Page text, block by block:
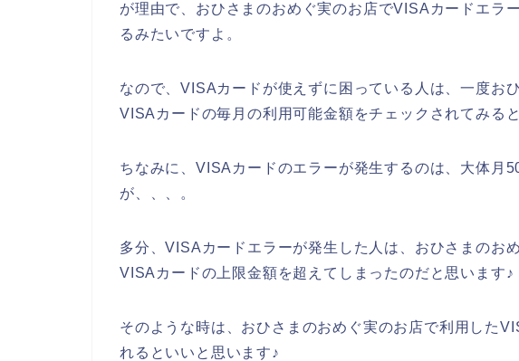
が理由で、おひさまのおめぐ実のお店でVISAカードエラ
るみたいですよ。
なので、VISAカードが使えずに困っている人は、一度お
VISAカードの毎月の利用可能金額をチェックされてみる
ちなみに、VISAカードのエラーが発生するのは、大体月
が、、、。
多分、VISAカードエラーが発生した人は、おひさまのお
VISAカードの上限金額を超えてしまったのだと思います♪
そのような時は、おひさまのおめぐ実のお店で利用した
れるといいと思います♪